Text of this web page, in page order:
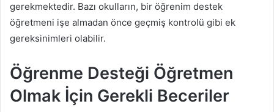
gerekmektedir. Bazı okulların, bir öğrenim destek
öğretmeni işe almadan önce geçmiş kontrolü gibi ek
gereksinimleri olabilir.
Öğrenme Desteği Öğretmen
Olmak İçin Gerekli Beceriler